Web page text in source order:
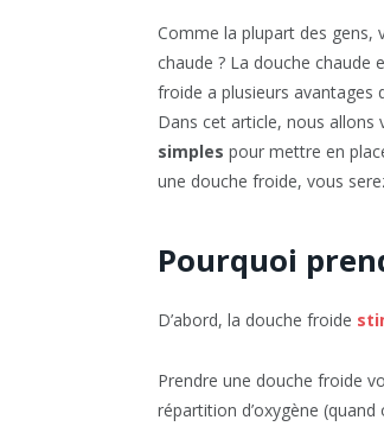
Comme la plupart des gens,
chaude ? La douche chaude
froide a plusieurs avantages
Dans cet article, nous allons
simples pour mettre en
une douche froide, vous
Pourquoi
D’abord, la douche froide
Prendre une douche froide
répartition d’oxygène